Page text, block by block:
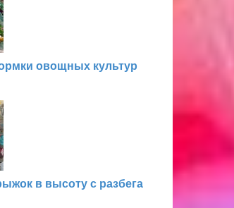
овощных культур
в высоту с разбега